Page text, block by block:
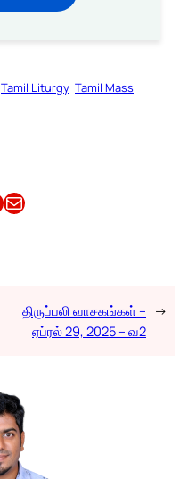
Tamil Liturgy Tamil Mass
Email this Article
திருப்பலி வாசகங்கள் –
ஏப்ரல் 29, 2025 – வ2
→